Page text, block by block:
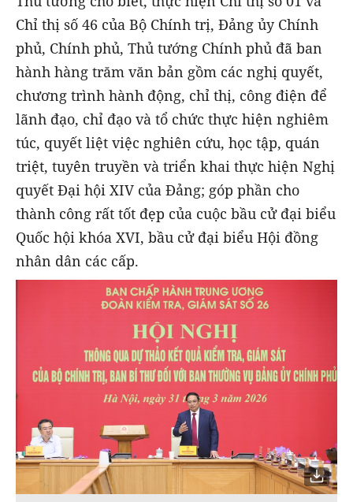
Chỉ thị số 46 của Bộ Chính trị, Đảng ủy Chính
phủ, Chính phủ, Thủ tướng Chính phủ đã ban
hành hàng trăm văn bản gồm các nghị quyết,
chương trình hành động, chỉ thị, công điện để
lãnh đạo, chỉ đạo và tổ chức thực hiện nghiêm
túc, quyết liệt việc nghiên cứu, học tập, quán
triệt, tuyên truyền và triển khai thực hiện Nghị
quyết Đại hội XIV của Đảng; góp phần cho
thành công rất tốt đẹp của cuộc bầu cử đại biểu
Quốc hội khóa XVI, bầu cử đại biểu Hội đồng
nhân dân các cấp.